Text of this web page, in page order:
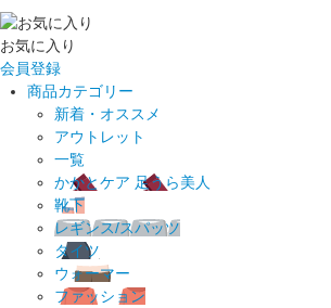
お気に入り
会員登録
商品カテゴリー
新着・オススメ
アウトレット
一覧
かかとケア 足うら美人
靴下
レギンス/スパッツ
タイツ
ウォーマー
ファッション